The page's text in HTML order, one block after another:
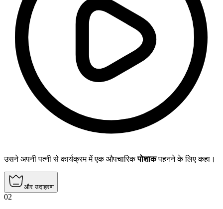
उसने अपनी पत्नी से कार्यक्रम में एक औपचारिकपोशाकपहनने के लिए कहा।
और उदाहरण
02